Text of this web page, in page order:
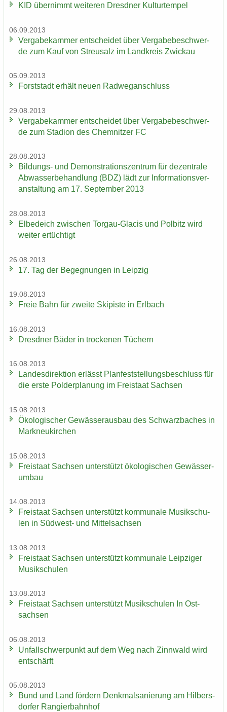
KID über­nimmt wei­te­ren Dresd­ner Kul­tur­tem­pel
06.09.2013
Ver­ga­be­kam­mer ent­schei­det über Ver­ga­be­be­schwer­
de zum Kauf von Streu­salz im Land­kreis Zwi­ckau
05.09.2013
Forst­stadt er­hält neuen Rad­weg­an­schluss
29.08.2013
Ver­ga­be­kam­mer ent­schei­det über Ver­ga­be­be­schwer­
de zum Sta­di­on des Chem­nit­zer FC
28.08.2013
Bildungs-​ und De­mons­tra­ti­ons­zen­trum für de­zen­tra­le
Ab­was­ser­be­hand­lung (BDZ) lädt zur In­for­ma­ti­ons­ver­
an­stal­tung am 17. Sep­tem­ber 2013
28.08.2013
El­be­deich zwi­schen Torgau-​Glacis und Pol­bitz wird
wei­ter er­tüch­tigt
26.08.2013
17. Tag der Be­geg­nun­gen in Leip­zig
19.08.2013
Freie Bahn für zwei­te Ski­pis­te in Erl­bach
16.08.2013
Dresd­ner Bäder in tro­cke­nen Tü­chern
16.08.2013
Lan­des­di­rek­ti­on er­lässt Plan­fest­stel­lungs­be­schluss für
die erste Pol­der­pla­nung im Frei­staat Sach­sen
15.08.2013
Öko­lo­gi­scher Ge­wäs­ser­aus­bau des Schwarz­ba­ches in
Mark­neu­kir­chen
15.08.2013
Frei­staat Sach­sen un­ter­stützt öko­lo­gi­schen Ge­wäs­ser­
um­bau
14.08.2013
Frei­staat Sach­sen un­ter­stützt kom­mu­na­le Mu­sik­schu­
len in Südwest-​ und Mit­tel­sach­sen
13.08.2013
Frei­staat Sach­sen un­ter­stützt kom­mu­na­le Leip­zi­ger
Mu­sik­schu­len
13.08.2013
Frei­staat Sach­sen un­ter­stützt Mu­sik­schu­len In Ost­
sach­sen
06.08.2013
Un­fall­schwer­punkt auf dem Weg nach Zinn­wald wird
ent­schärft
05.08.2013
Bund und Land för­dern Denk­mal­sa­nie­rung am Hil­bers­
dor­fer Ran­gier­bahn­hof